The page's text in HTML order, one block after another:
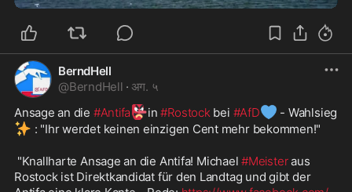
BerndHell
@BerndHell · अग. ५
Ansage an die #Antifa👺in #Rostock bei #AfD💙 - Wahlsieg
✨ : "Ihr werdet keinen einzigen Cent mehr bekommen!"
"Knallharte Ansage an die Antifa! Michael #Meister aus
Rostock ist Direktkandidat für den Landtag und gibt der